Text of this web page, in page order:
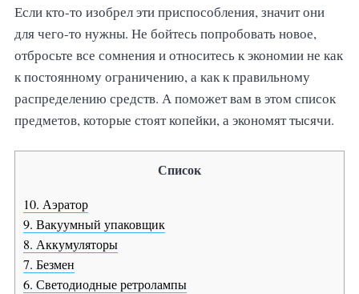
Если кто-то изобрел эти приспособления, значит они
для чего-то нужны. Не бойтесь попробовать новое,
отбросьте все сомнения и относитесь к экономии не как
к постоянному ограничению, а как к правильному
распределению средств. А поможет вам в этом список
предметов, которые стоят копейки, а экономят тысячи.
Список
10. Аэратор
9. Вакуумный упаковщик
8. Аккумуляторы
7. Безмен
6. Светодиодные ретролампы